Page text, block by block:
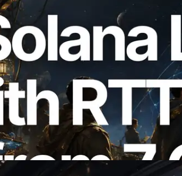
a Solana Leader Slot API
de ping a partir de 7 regiões
Information API